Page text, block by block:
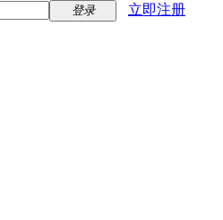
登录
立即注册